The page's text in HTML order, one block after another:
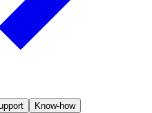
Know-how